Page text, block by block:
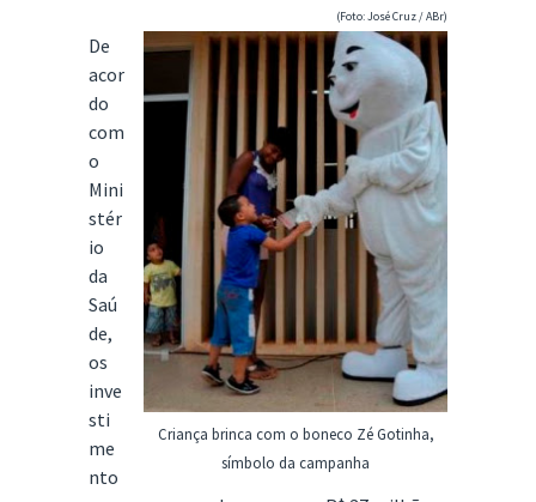
(Foto: José Cruz / ABr)
Criança brinca com o boneco Zé Gotinha,
símbolo da campanha
De
acor
do
com
o
Mini
stér
io
da
Saú
de,
os
inve
sti
me
nto